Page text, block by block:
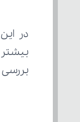
در
بررسی